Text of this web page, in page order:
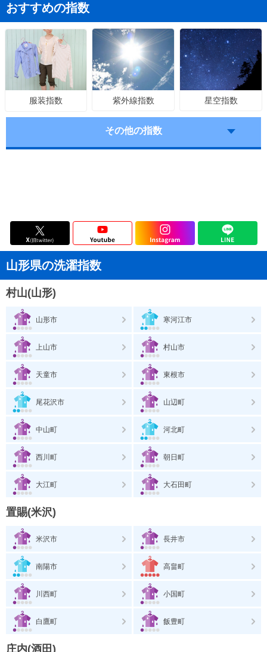
おすすめの指数
服装指数 紫外線指数 星空指数
その他の指数
山形県の洗濯指数
村山(山形)
山形市 寒河江市
上山市 村山市
天童市 東根市
尾花沢市 山辺町
中山町 河北町
西川町 朝日町
大江町 大石田町
置賜(米沢)
米沢市 長井市
南陽市 高畠町
川西町 小国町
白鷹町 飯豊町
庄内(酒田)